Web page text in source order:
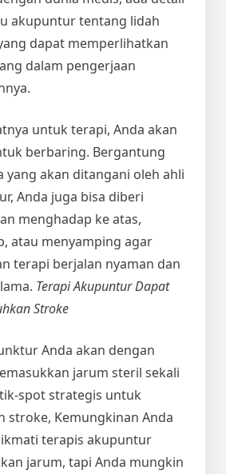
akupuntur tentang lidah
dapat memperlihatkan
dalam pengerjaan
untuk terapi, Anda akan
berbaring. Bergantung
yang akan ditangani oleh ahli
Anda juga bisa diberi
menghadap ke atas,
atau menyamping agar
terapi berjalan nyaman dan
Terapi Akupuntur Dapat
Stroke
Anda akan dengan
jarum steril sekali
spot strategis untuk
stroke, Kemungkinan Anda
terapis akupuntur
jarum, tapi Anda mungkin